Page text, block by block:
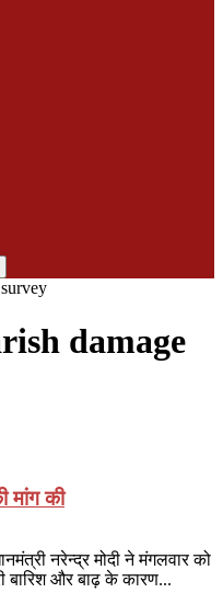
damage
मांग की
नरेन्द्र मोदी ने मंगलवार को
बारिश और बाढ़ के कारण...